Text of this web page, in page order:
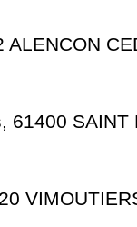
ALENCON
SAINT